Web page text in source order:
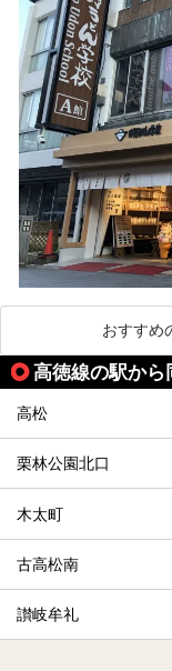
おすすめ
高徳線の駅から
高松
栗林公園北口
木太町
古高松南
讃岐牟礼